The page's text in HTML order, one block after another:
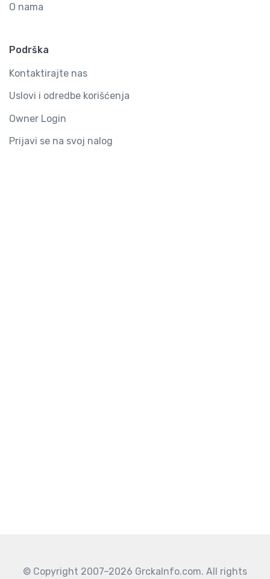
O nama
Podrška
Kontaktirajte nas
Uslovi i odredbe korišćenja
Owner Login
Prijavi se na svoj nalog
© Copyright 2007–2026 GrckaInfo.com. All rights